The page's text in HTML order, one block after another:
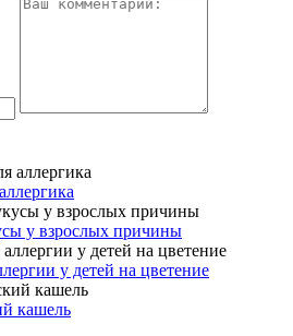
у взрослых причины
у детей на цветение
кашель